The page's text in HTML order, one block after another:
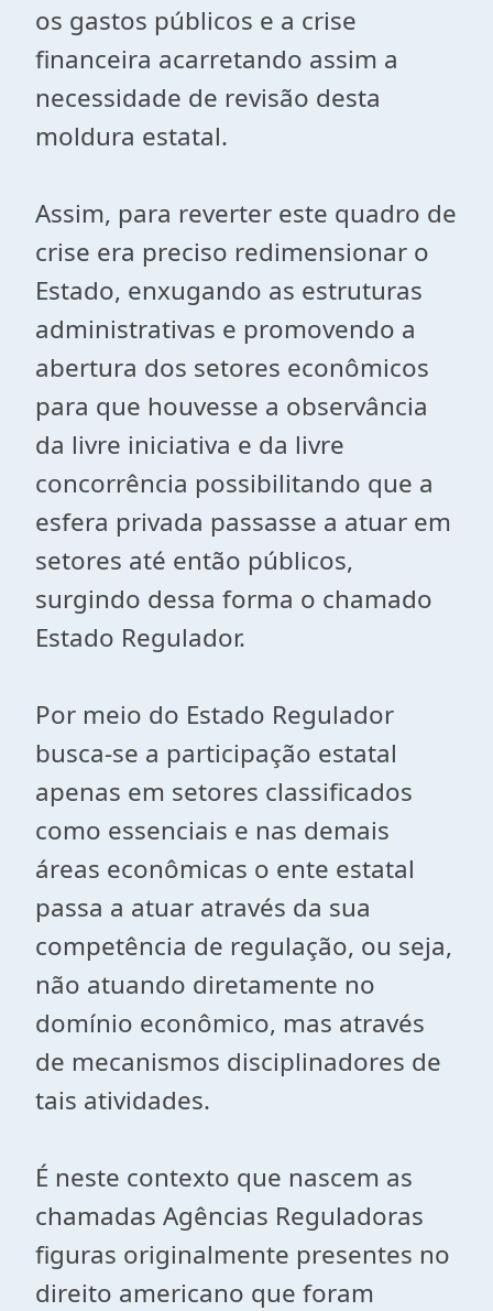
os gastos públicos e a crise
financeira acarretando assim a
necessidade de revisão desta
moldura estatal.
Assim, para reverter este quadro de
crise era preciso redimensionar o
Estado, enxugando as estruturas
administrativas e promovendo a
abertura dos setores econômicos
para que houvesse a observância
da livre iniciativa e da livre
concorrência possibilitando que a
esfera privada passasse a atuar em
setores até então públicos,
surgindo dessa forma o chamado
Estado Regulador.
Por meio do Estado Regulador
busca-se a participação estatal
apenas em setores classificados
como essenciais e nas demais
áreas econômicas o ente estatal
passa a atuar através da sua
competência de regulação, ou seja,
não atuando diretamente no
domínio econômico, mas através
de mecanismos disciplinadores de
tais atividades.
É neste contexto que nascem as
chamadas Agências Reguladoras
figuras originalmente presentes no
direito americano que foram